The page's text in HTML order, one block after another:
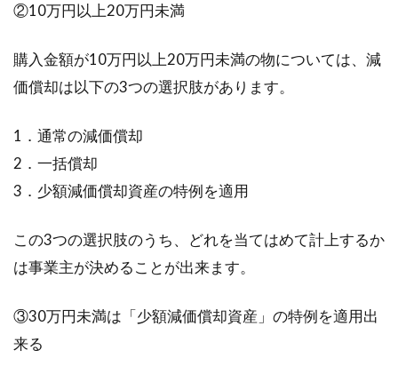
突然ですが、皆さんは、「会社を作って代表取
か？しかし、...
会社役員として働くメリットと使用
すよね。その...
②10万円以上20万円未満
購入金額が10万円以上20万円未満の物については、減
価償却は以下の3つの選択肢があります。
1．通常の減価償却
2．一括償却
3．少額減価償却資産の特例を適用
この3つの選択肢のうち、どれを当てはめて計上するか
は事業主が決めることが出来ます。
③30万円未満は「少額減価償却資産」の特例を適用出
来る